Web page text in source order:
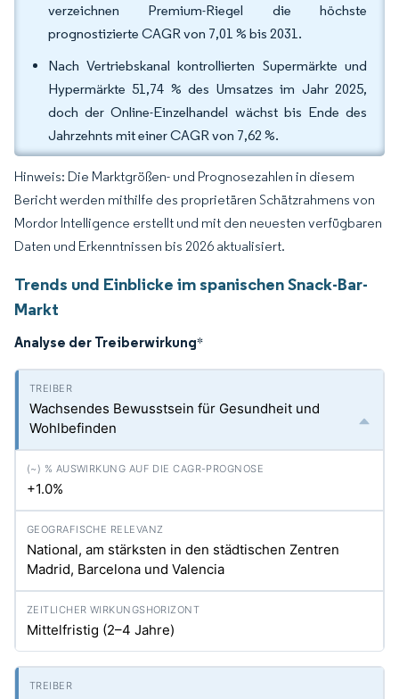
verzeichnen Premium-Riegel die höchste
prognostizierte CAGR von 7,01 % bis 2031.
Nach Vertriebskanal kontrollierten Supermärkte und
Hypermärkte 51,74 % des Umsatzes im Jahr 2025,
doch der Online-Einzelhandel wächst bis Ende des
Jahrzehnts mit einer CAGR von 7,62 %.
Hinweis: Die Marktgrößen- und Prognosezahlen in diesem
Bericht werden mithilfe des proprietären Schätzrahmens von
Mordor Intelligence erstellt und mit den neuesten verfügbaren
Daten und Erkenntnissen bis 2026 aktualisiert.
Trends und Einblicke im spanischen Snack-Bar-
Markt
Analyse der Treiberwirkung*
Wachsendes Bewusstsein für Gesundheit und
Wohlbefinden
+1.0%
National, am stärksten in den städtischen Zentren
Madrid, Barcelona und Valencia
Mittelfristig (2–4 Jahre)